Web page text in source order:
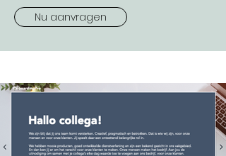
Nu aanvragen